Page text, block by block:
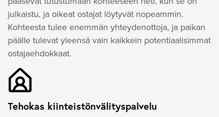
julkaistu, ja oikeat ostajat löytyvät nopeammin.
Kohteesta tulee enemmän yhteydenottoja, ja paikan
päälle tulevat yleensä vain kaikkein potentiaalisimmat
ostajaehdokkaat.
Tehokas kiinteistönvälityspalvelu